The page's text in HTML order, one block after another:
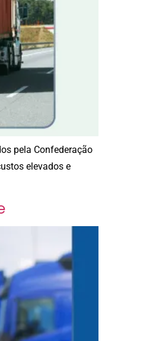
pela Confederação
elevados e